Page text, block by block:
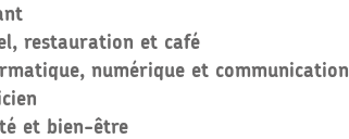
restauration et café
numérique et communication
et bien-être